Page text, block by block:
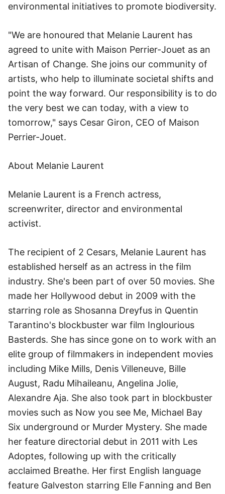
environmental initiatives to promote biodiversity.
"We are honoured that Melanie Laurent has
agreed to unite with Maison Perrier-Jouet as an
Artisan of Change. She joins our community of
artists, who help to illuminate societal shifts and
point the way forward. Our responsibility is to do
the very best we can today, with a view to
tomorrow," says Cesar Giron, CEO of Maison
Perrier-Jouet.
About Melanie Laurent
Melanie Laurent is a French actress,
screenwriter, director and environmental
activist.
The recipient of 2 Cesars, Melanie Laurent has
established herself as an actress in the film
industry. She's been part of over 50 movies. She
made her Hollywood debut in 2009 with the
starring role as Shosanna Dreyfus in Quentin
Tarantino's blockbuster war film Inglourious
Basterds. She has since gone on to work with an
elite group of filmmakers in independent movies
including Mike Mills, Denis Villeneuve, Bille
August, Radu Mihaileanu, Angelina Jolie,
Alexandre Aja. She also took part in blockbuster
movies such as Now you see Me, Michael Bay
Six underground or Murder Mystery. She made
her feature directorial debut in 2011 with Les
Adoptes, following up with the critically
acclaimed Breathe. Her first English language
feature Galveston starring Elle Fanning and Ben